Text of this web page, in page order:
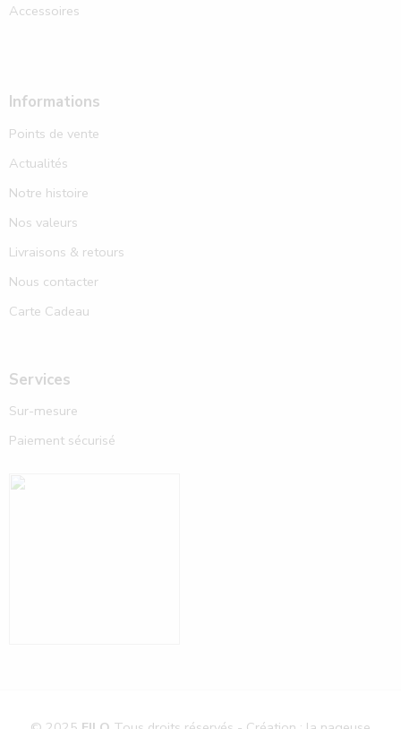
Accessoires
Informations
Points de vente
Actualités
Notre histoire
Nos valeurs
Livraisons & retours
Nous contacter
Carte Cadeau
Services
Sur-mesure
Paiement sécurisé